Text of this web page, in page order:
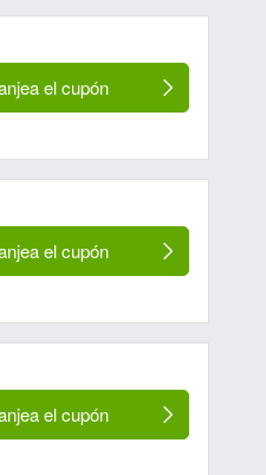
el cupón
el cupón
el cupón